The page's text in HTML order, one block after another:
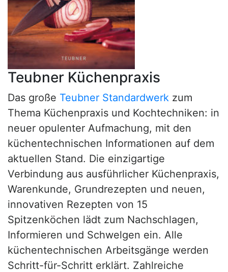
Teubner Küchenpraxis
Das große Teubner Standardwerk zum
Thema Küchenpraxis und Kochtechniken: in
neuer opulenter Aufmachung, mit den
küchentechnischen Informationen auf dem
aktuellen Stand. Die einzigartige
Verbindung aus ausführlicher Küchenpraxis,
Warenkunde, Grundrezepten und neuen,
innovativen Rezepten von 15
Spitzenköchen lädt zum Nachschlagen,
Informieren und Schwelgen ein. Alle
küchentechnischen Arbeitsgänge werden
Schritt-für-Schritt erklärt. Zahlreiche